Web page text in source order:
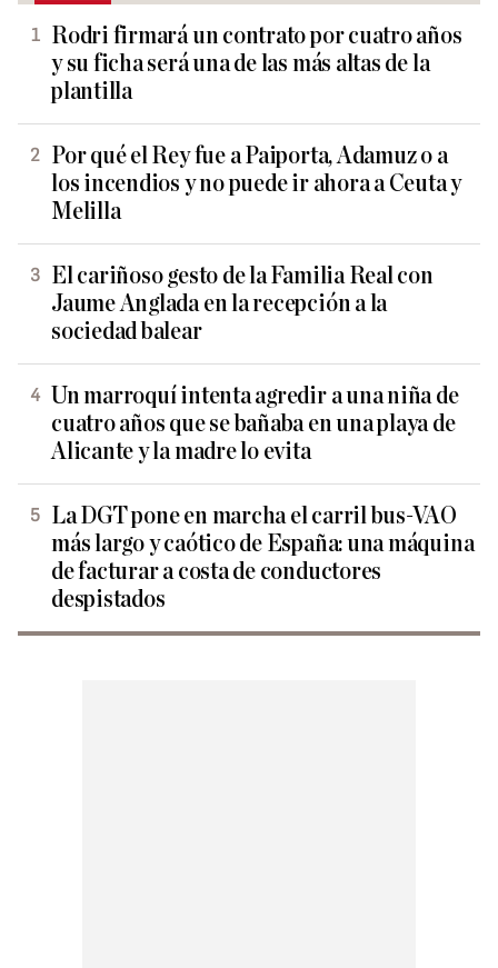
Rodri firmará un contrato por cuatro años
y su ficha será una de las más altas de la
plantilla
Por qué el Rey fue a Paiporta, Adamuz o a
los incendios y no puede ir ahora a Ceuta y
Melilla
El cariñoso gesto de la Familia Real con
Jaume Anglada en la recepción a la
sociedad balear
Un marroquí intenta agredir a una niña de
cuatro años que se bañaba en una playa de
Alicante y la madre lo evita
La DGT pone en marcha el carril bus-VAO
más largo y caótico de España: una máquina
de facturar a costa de conductores
despistados